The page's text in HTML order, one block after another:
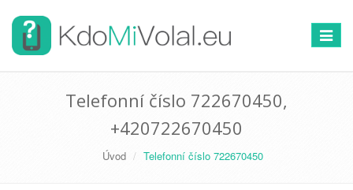
Telefonní číslo 722670450,
+420722670450
Úvod Telefonní číslo 722670450